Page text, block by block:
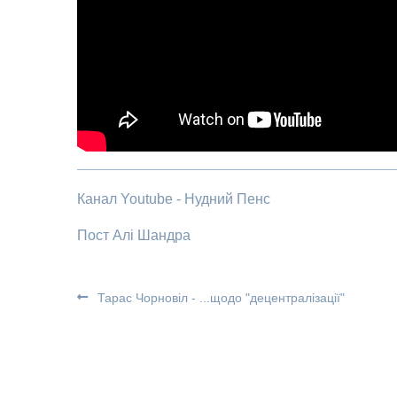
Канал Youtube - Нудний Пенс
Пост Алі Шандра
Тарас Чорновіл - ...щодо "децентралізації"